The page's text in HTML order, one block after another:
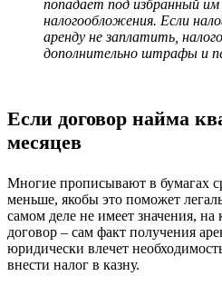
попадает под избранный
налогообложения. Если
аренду не заплатить,
дополнительно штрафы и
Если договор найма
месяцев
Многие прописывают в бумагах
меньше, якобы это поможет
самом деле не имеет значения, на
договор – сам факт получения
юридически влечет
внести налог в казну.